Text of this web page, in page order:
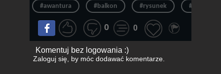
#awantura #balkon #rysunek #maj
0 0
Komentuj bez logowania :)
Zaloguj się, by móc dodawać komentarze.